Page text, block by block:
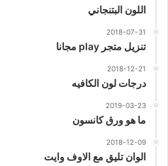
اللون البتنجاني
2018-07-31
تنزيل متجر play مجانا
2018-12-21
درجات لون الكافيه
2019-03-23
ما هو ورق كانسون
2018-12-09
الوان تليق مع الاوف وايت